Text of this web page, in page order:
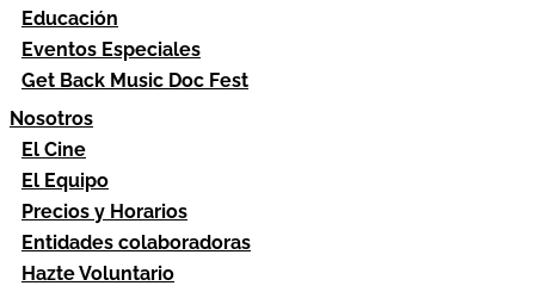
Educación
Eventos Especiales
Get Back Music Doc Fest
Nosotros
El Cine
El Equipo
Precios y Horarios
Entidades colaboradoras
Hazte Voluntario